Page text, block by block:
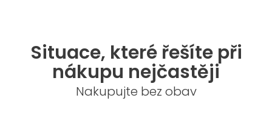
Situace, které řešíte při
nákupu nejčastěji
Nakupujte bez obav